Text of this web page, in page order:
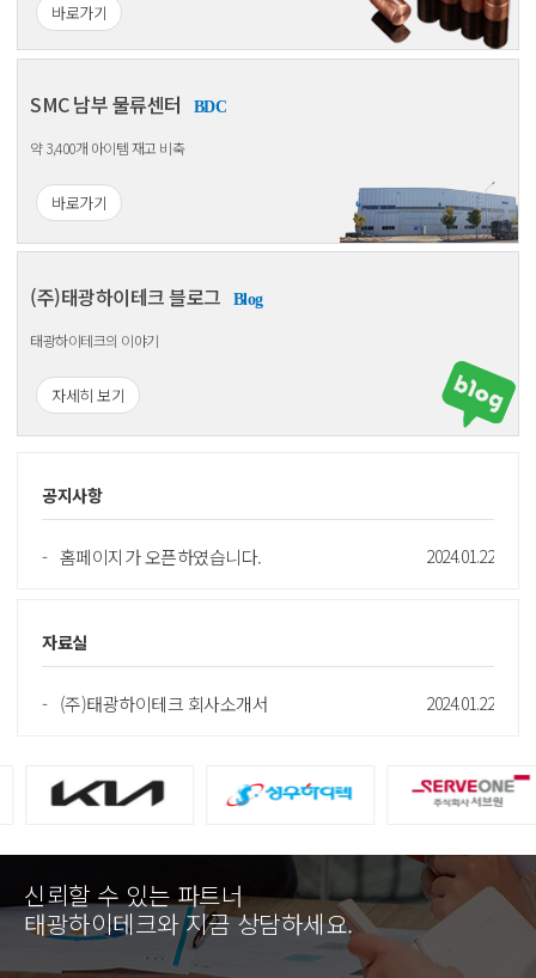
바로가기
SMC 남부 물류센터 BDC
약 3,400개 아이템 재고 비축
바로가기
(주)태광하이테크 블로그 Blog
태광하이테크의 이야기
자세히 보기
공지사항
홈페이지가 오픈하였습니다. 2024.01.22
자료실
(주)태광하이테크 회사소개서 2024.01.22
신뢰할 수 있는 파트너
태광하이테크와 지금 상담하세요.